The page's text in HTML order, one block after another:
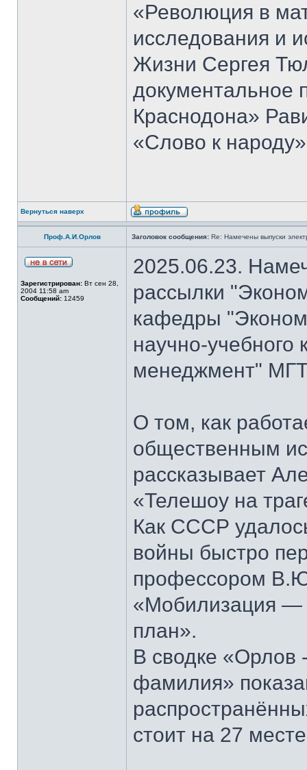
«Революция в
исследования и
Жизни Сергея
документальное
Краснодона»
«Слово к
Вернуться наверх
Проф.А.И.Орлов Заголовок сообщения: Re: Намечены выпуски
Зарегистрирован: Вт сен 28,
2004 11:58 am
Сообщений: 12459
2025.06.23.
рассылки
кафедры
научно-
менеджмент"
О том, как
общественным
рассказывает
«Телешоу на
Как СССР
войны быстро
профессором
«Мобилизация —
план».
В сводке «Орлов
фамилия»
стоит на 27